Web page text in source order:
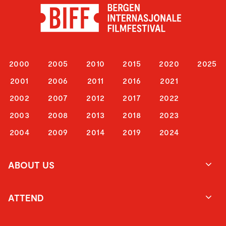
2000
2001
2002
2003
2004
2005
2006
2007
2008
2009
2010
2011
2012
2013
2014
2015
2016
2017
2018
2019
2020
2021
2022
2023
2024
2025
ABOUT US
ATTEND